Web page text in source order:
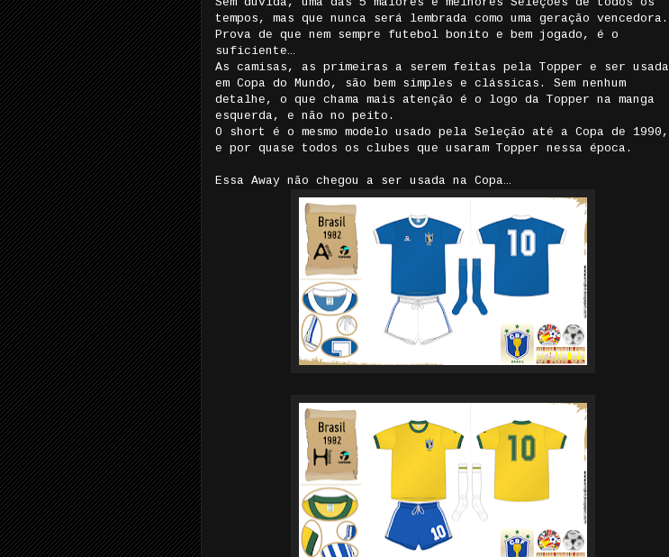
tempos, mas que nunca será lembrada como uma geração vencedora.
Prova de que nem sempre futebol bonito e bem jogado, é o
suficiente…
As camisas, as primeiras a serem feitas pela Topper e ser usada
em Copa do Mundo, são bem simples e clássicas. Sem nenhum
detalhe, o que chama mais atenção é o logo da Topper na manga
esquerda, e não no peito.
O short é o mesmo modelo usado pela Seleção até a Copa de 1990,
e por quase todos os clubes que usaram Topper nessa época.
Essa Away não chegou a ser usada na Copa…